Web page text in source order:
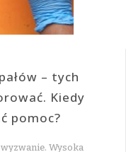
– tych
Kiedy
pomoc?
Wysoka